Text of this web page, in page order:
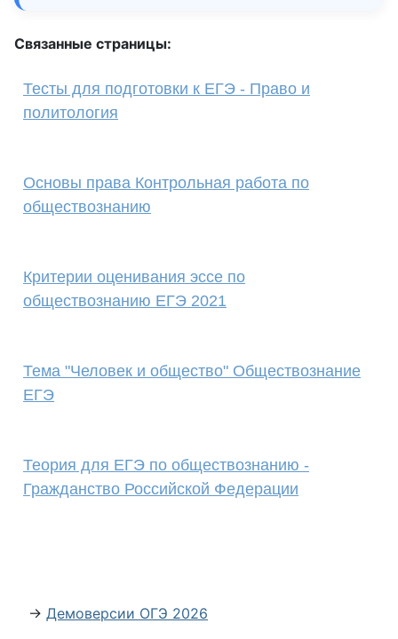
Связанные страницы:
Тесты для подготовки к ЕГЭ - Право и
политология
Основы права Контрольная работа по
обществознанию
Критерии оценивания эссе по
обществознанию ЕГЭ 2021
Тема "Человек и общество" Обществознание
ЕГЭ
Теория для ЕГЭ по обществознанию -
Гражданство Российской Федерации
→ Демоверсии ОГЭ 2026